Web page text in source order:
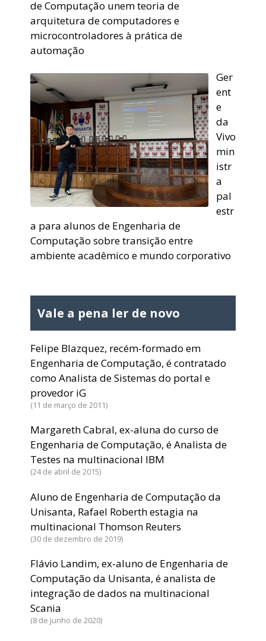
de Computação unem teoria de
arquitetura de computadores e
microcontroladores à prática de
automação
Ger
ent
e
da
Vivo
min
istr
a
pal
estr
a para alunos de Engenharia de
Computação sobre transição entre
ambiente acadêmico e mundo corporativo
Vale a pena ler de novo
Felipe Blazquez, recém-formado em
Engenharia de Computação, é contratado
como Analista de Sistemas do portal e
provedor iG
11 de março de 2011
Margareth Cabral, ex-aluna do curso de
Engenharia de Computação, é Analista de
Testes na multinacional IBM
24 de abril de 2015
Aluno de Engenharia de Computação da
Unisanta, Rafael Roberth estagia na
multinacional Thomson Reuters
30 de dezembro de 2019
Flávio Landim, ex-aluno de Engenharia de
Computação da Unisanta, é analista de
integração de dados na multinacional
Scania
8 de junho de 2020